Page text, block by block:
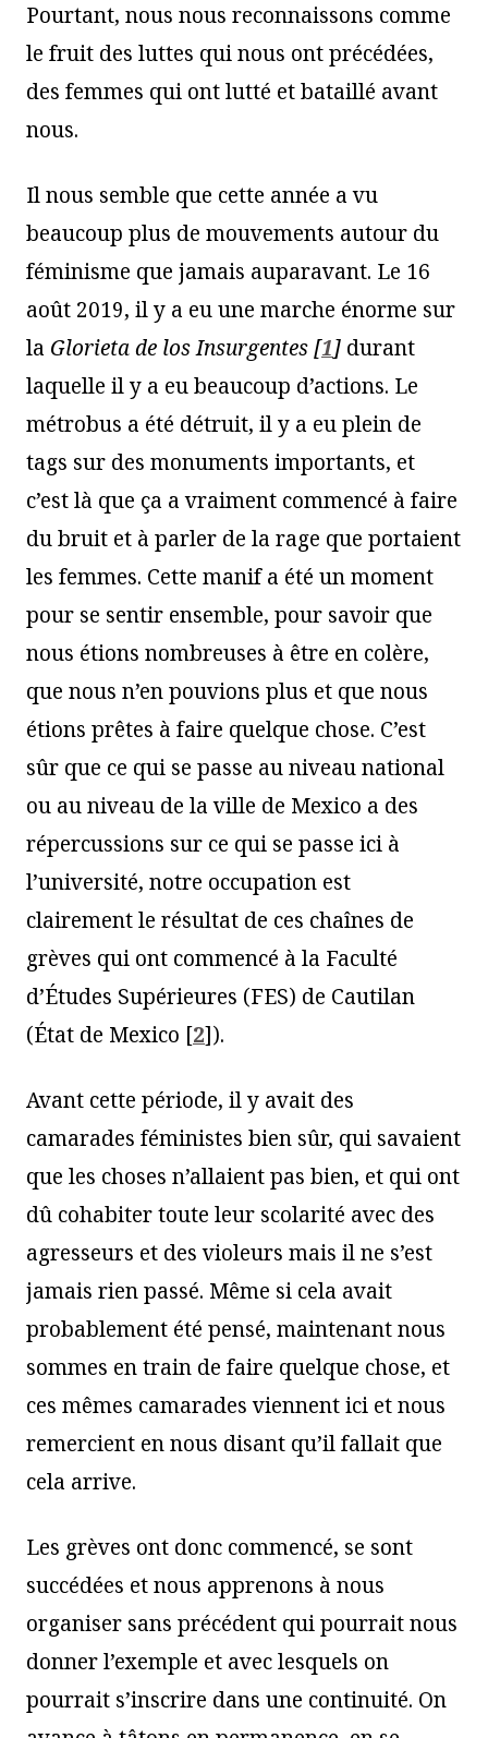
Pourtant, nous nous reconnaissons comme
le fruit des luttes qui nous ont précédées,
des femmes qui ont lutté et bataillé avant
nous.
Il nous semble que cette année a vu
beaucoup plus de mouvements autour du
féminisme que jamais auparavant. Le 16
août 2019, il y a eu une marche énorme sur
la Glorieta de los Insurgentes[1] durant
laquelle il y a eu beaucoup d’actions. Le
métrobus a été détruit, il y a eu plein de
tags sur des monuments importants, et
c’est là que ça a vraiment commencé à faire
du bruit et à parler de la rage que portaient
les femmes. Cette manif a été un moment
pour se sentir ensemble, pour savoir que
nous étions nombreuses à être en colère,
que nous n’en pouvions plus et que nous
étions prêtes à faire quelque chose. C’est
sûr que ce qui se passe au niveau national
ou au niveau de la ville de Mexico a des
répercussions sur ce qui se passe ici à
l’université, notre occupation est
clairement le résultat de ces chaînes de
grèves qui ont commencé à la Faculté
d’Études Supérieures (FES) de Cautilan
(État de Mexico [2]).
Avant cette période, il y avait des
camarades féministes bien sûr, qui savaient
que les choses n’allaient pas bien, et qui ont
dû cohabiter toute leur scolarité avec des
agresseurs et des violeurs mais il ne s’est
jamais rien passé. Même si cela avait
probablement été pensé, maintenant nous
sommes en train de faire quelque chose, et
ces mêmes camarades viennent ici et nous
remercient en nous disant qu’il fallait que
cela arrive.
Les grèves ont donc commencé, se sont
succédées et nous apprenons à nous
organiser sans précédent qui pourrait nous
donner l’exemple et avec lesquels on
pourrait s’inscrire dans une continuité. On